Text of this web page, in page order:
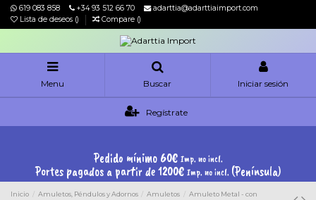
619 083 858 +34 93 512 66 70
adarttia@adarttiaimport.com
Lista de deseos () Compare ()
Menu Buscar Iniciar sesión
Regístrate
Pedido mínimo 60€ Imp. no incl.
Portes pagados a partir de 1200€ Imp. no incl. (Península)
Inicio Amuletos, Péndulos y Adornos Amuletos
Amuleto Metal - con